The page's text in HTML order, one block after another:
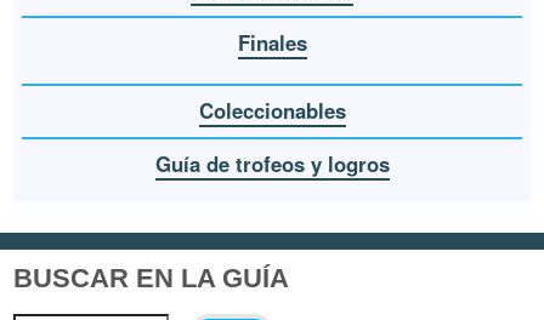
Finales
Coleccionables
Guía de trofeos y logros
BUSCAR EN LA GUÍA